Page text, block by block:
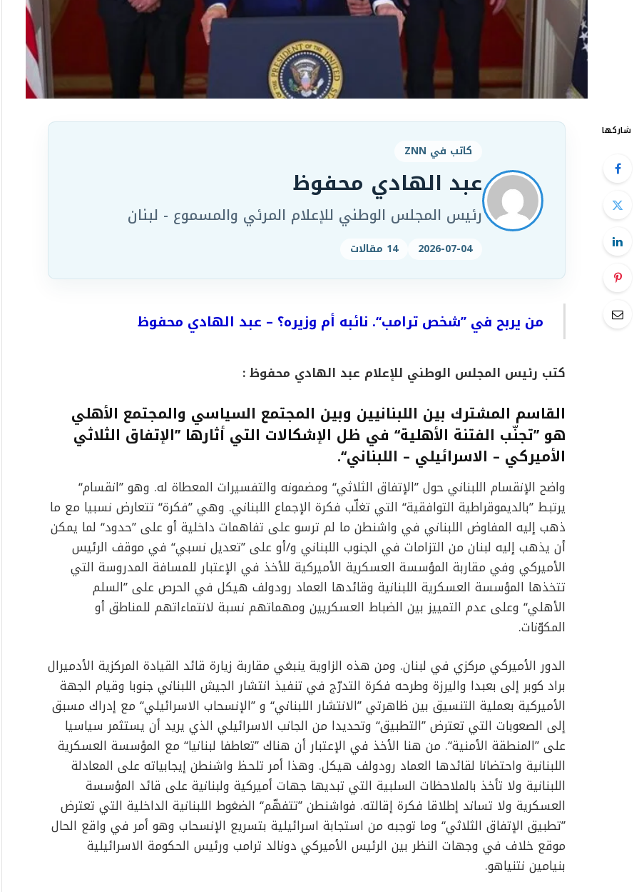
شاركها
كاتب في ZNN
عبد الهادي محفوظ
رئيس المجلس الوطني للإعلام المرئي والمسموع - لبنان
2026-07-04 14 مقالات
من يربح في ’’شخص ترامب‘‘. نائبه أم وزيره؟ – عبد الهادي محفوظ
كتب رئيس المجلس الوطني للإعلام عبد الهادي محفوظ :
القاسم المشترك بين اللبنانيين وبين المجتمع السياسي والمجتمع الأهلي
هو ’’تجنّب الفتنة الأهلية‘‘ في ظل الإشكالات التي أثارها ’’الإتفاق الثلاثي
الأميركي – الاسرائيلي – اللبناني‘‘.
واضح الإنقسام اللبناني حول ’’الإتفاق الثلاثي‘‘ ومضمونه والتفسيرات المعطاة له. وهو ’’انقسام‘‘
يرتبط ’’بالديموقراطية التوافقية‘‘ التي تغلّب فكرة الإجماع اللبناني. وهي ’’فكرة‘‘ تتعارض نسبيا مع ما
ذهب إليه المفاوض اللبناني في واشنطن ما لم ترسو على تفاهمات داخلية أو على ’’حدود‘‘ لما يمكن
أن يذهب إليه لبنان من التزامات في الجنوب اللبناني و/أو على ’’تعديل نسبي‘‘ في موقف الرئيس
الأميركي وفي مقاربة المؤسسة العسكرية الأميركية للأخذ في الإعتبار للمسافة المدروسة التي
تتخذها المؤسسة العسكرية اللبنانية وقائدها العماد رودولف هيكل في الحرص على ’’السلم
الأهلي‘‘ وعلى عدم التمييز بين الضباط العسكريين ومهماتهم نسبة لانتماءاتهم للمناطق أو
المكوّنات.
الدور الأميركي مركزي في لبنان. ومن هذه الزاوية ينبغي مقاربة زيارة قائد القيادة المركزية الأدميرال
براد كوبر إلى بعبدا واليرزة وطرحه فكرة التدرّج في تنفيذ انتشار الجيش اللبناني جنوبا وقيام الجهة
الأميركية بعملية التنسيق بين ظاهرتي ’’الانتشار اللبناني‘‘ و ’’الإنسحاب الاسرائيلي‘‘ مع إدراك مسبق
إلى الصعوبات التي تعترض ’’التطبيق‘‘ وتحديدا من الجانب الاسرائيلي الذي يريد أن يستثمر سياسيا
على ’’المنطقة الأمنية‘‘. من هنا الأخذ في الإعتبار أن هناك ’’تعاطفا لبنانيا‘‘ مع المؤسسة العسكرية
اللبنانية واحتضانا لقائدها العماد رودولف هيكل. وهذا أمر تلحظ واشنطن إيجابياته على المعادلة
اللبنانية ولا تأخذ بالملاحظات السلبية التي تبديها جهات أميركية ولبنانية على قائد المؤسسة
العسكرية ولا تساند إطلاقا فكرة إقالته. فواشنطن ’’تتفهّم‘‘ الضغوط اللبنانية الداخلية التي تعترض
’’تطبيق الإتفاق الثلاثي‘‘ وما توجبه من استجابة اسرائيلية بتسريع الإنسحاب وهو أمر في واقع الحال
موقع خلاف في وجهات النظر بين الرئيس الأميركي دونالد ترامب ورئيس الحكومة الاسرائيلية
بنيامين نتنياهو.